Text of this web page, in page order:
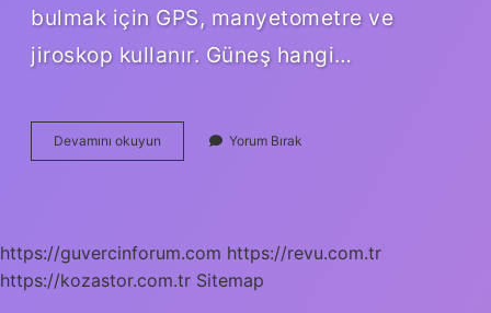
bulmak için GPS, manyetometre ve
jiroskop kullanır. Güneş hangi…
Devamını okuyun
Şu
Yorum Bırak
https://guvercinforum.com https://revu.com.tr
https://kozastor.com.tr Sitemap